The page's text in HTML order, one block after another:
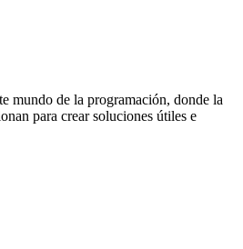
mundo de la programación, donde la
para crear soluciones útiles e